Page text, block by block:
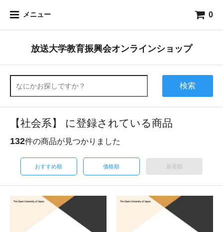
メニュー 0
放送大学教育振興会オンラインショップ
検索
【社会系】 に登録されている商品
132件の商品が見つかりました
おすすめ順 価格順 新着順